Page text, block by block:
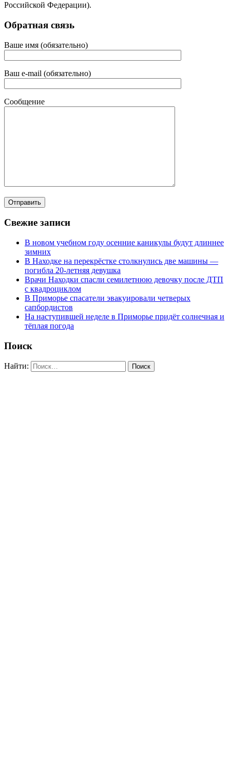
Российской Федерации).
Обратная связь
Ваше имя (обязательно)
Ваш e-mail (обязательно)
Сообщение
Свежие записи
В новом учебном году осенние каникулы будут длиннее
зимних
В Находке на перекрёстке столкнулись две машины —
погибла 20-летняя девушка
Врачи Находки спасли семилетнюю девочку после ДТП
с квадроциклом
В Приморье спасатели эвакуировали четверых
сапбордистов
На наступившей неделе в Приморье придёт солнечная и
тёплая погода
Поиск
Найти: